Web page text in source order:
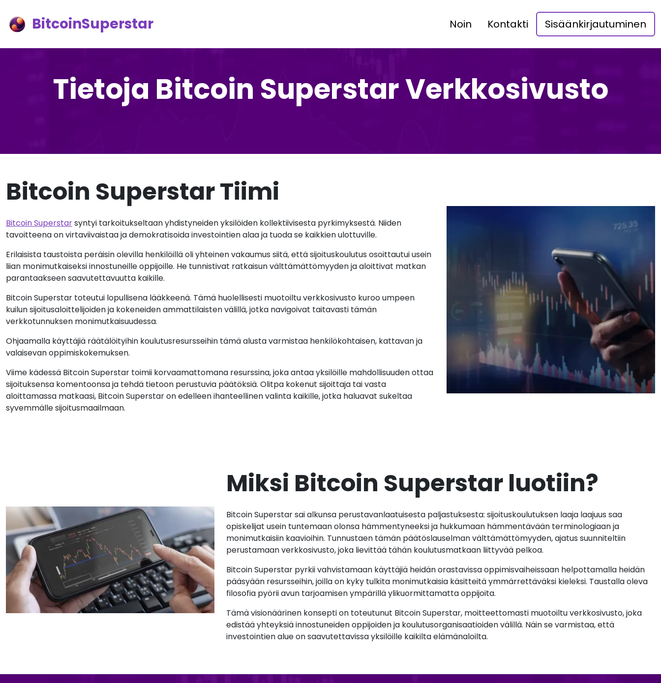
BitcoinSuperstar Noin Kontakti Sisäänkirjautuminen
Tietoja Bitcoin Superstar Verkkosivusto
Bitcoin Superstar Tiimi
Bitcoin Superstarsyntyi tarkoitukseltaan yhdistyneiden yksilöiden kollektiivisesta pyrkimyksestä. Niiden
tavoitteena on virtaviivaistaa ja demokratisoida investointien alaa ja tuoda se kaikkien ulottuville.
Erilaisista taustoista peräisin olevilla henkilöillä oli yhteinen vakaumus siitä, että sijoituskoulutus osoittautui usein
liian monimutkaiseksi innostuneille oppijoille. He tunnistivat ratkaisun välttämättömyyden ja aloittivat matkan
parantaakseen saavutettavuutta kaikille.
Bitcoin Superstar toteutui lopullisena lääkkeenä. Tämä huolellisesti muotoiltu verkkosivusto kuroo umpeen
kuilun sijoitusaloittelijoiden ja kokeneiden ammattilaisten välillä, jotka navigoivat taitavasti tämän
verkkotunnuksen monimutkaisuudessa.
Ohjaamalla käyttäjiä räätälöityihin koulutusresursseihin tämä alusta varmistaa henkilökohtaisen, kattavan ja
valaisevan oppimiskokemuksen.
Viime kädessä Bitcoin Superstar toimii korvaamattomana resurssina, joka antaa yksilöille mahdollisuuden ottaa
sijoituksensa komentoonsa ja tehdä tietoon perustuvia päätöksiä. Olitpa kokenut sijoittaja tai vasta
aloittamassa matkaasi, Bitcoin Superstar on edelleen ihanteellinen valinta kaikille, jotka haluavat sukeltaa
syvemmälle sijoitusmaailmaan.
Miksi Bitcoin Superstar luotiin?
Bitcoin Superstar sai alkunsa perustavanlaatuisesta paljastuksesta: sijoituskoulutuksen laaja laajuus saa
opiskelijat usein tuntemaan olonsa hämmentyneeksi ja hukkumaan hämmentävään terminologiaan ja
monimutkaisiin kaavioihin. Tunnustaen tämän päätöslauselman välttämättömyyden, ajatus suunniteltiin
perustamaan verkkosivusto, joka lievittää tähän koulutusmatkaan liittyvää pelkoa.
Bitcoin Superstar pyrkii vahvistamaan käyttäjiä heidän orastavissa oppimisvaiheissaan helpottamalla heidän
pääsyään resursseihin, joilla on kyky tulkita monimutkaisia käsitteitä ymmärrettäväksi kieleksi. Taustalla oleva
filosofia pyörii avun tarjoamisen ympärillä ylikuormittamatta oppijoita.
Tämä visionäärinen konsepti on toteutunut Bitcoin Superstar, moitteettomasti muotoiltu verkkosivusto, joka
edistää yhteyksiä innostuneiden oppijoiden ja koulutusorganisaatioiden välillä. Näin se varmistaa, että
investointien alue on saavutettavissa yksilöille kaikilta elämänaloilta.